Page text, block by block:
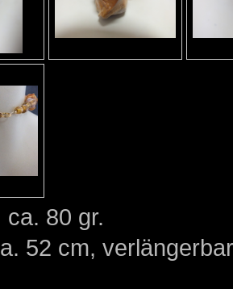
ca. 80 gr.
52 cm,